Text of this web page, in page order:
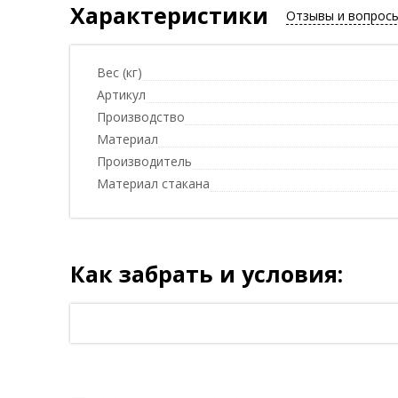
Характеристики Отзывы и
Вес (кг)
Артикул
Производство
Материал
Производитель
Материал стакана
Как забрать и условия: